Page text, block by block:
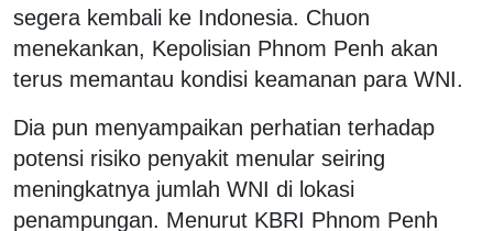
segera kembali ke Indonesia. Chuon
menekankan, Kepolisian Phnom Penh akan
terus memantau kondisi keamanan para WNI.
Dia pun menyampaikan perhatian terhadap
potensi risiko penyakit menular seiring
meningkatnya jumlah WNI di lokasi
penampungan. Menurut KBRI Phnom Penh